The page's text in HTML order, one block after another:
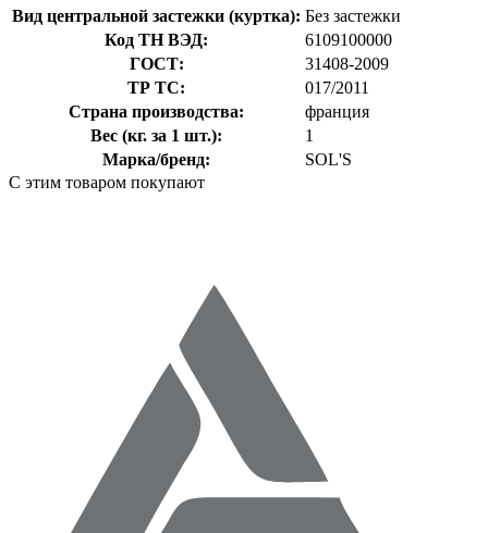
Вид центральной застежки (куртка): Без застежки
Код ТН ВЭД:
6109100000
ГОСТ:
31408-2009
ТР ТС:
017/2011
Страна производства:
франция
Вес (кг. за 1 шт.):
1
Марка/бренд:
SOL'S
С этим товаром покупают